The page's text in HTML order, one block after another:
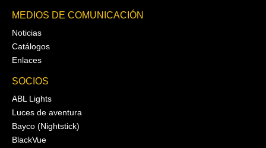
MEDIOS DE COMUNICACIÓN
Noticias
Catálogos
Enlaces
SOCIOS
ABL Lights
Luces de aventura
Bayco (Nightstick)
BlackVue